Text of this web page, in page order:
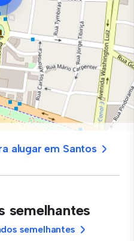
alugar em Santos
semelhantes
semelhantes